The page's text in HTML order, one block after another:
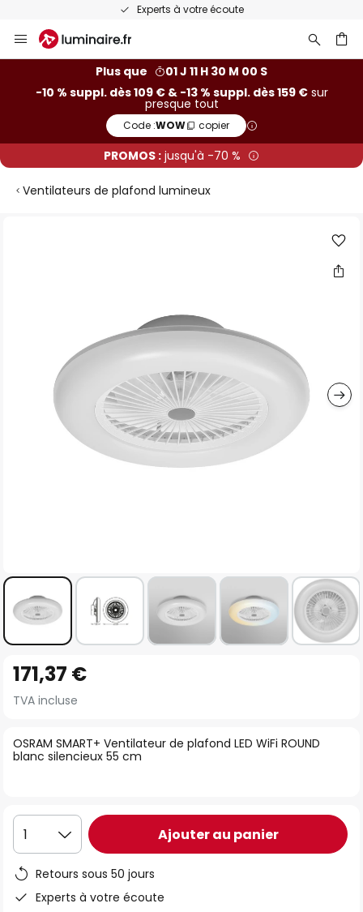
Experts à votre écoute
Allez
au
Plus que
01 J 11 H 29 M 59 S
-10 % suppl. dès 109 € & -13 % suppl. dès 159 €sur
presque tout
Code :WOW copier
PROMOS : jusqu'à -70 %
Ventilateurs de plafond lumineux
to
the
of
the
OSRAM SMART+ Ventilateur de plafond LED WiFi ROUND
blanc silencieux 55 cm
171,37 €
TVA incluse
1 Ajouter au panier
Retours sous 50 jours
Experts à votre écoute